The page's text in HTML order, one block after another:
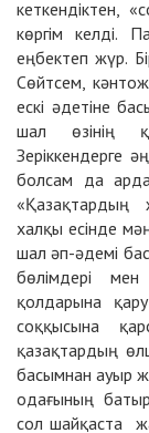
кеткендіктен,
көргім келді.
еңбектеп жүр.
Сөйтсем,
ескі әдетіне
шал өзінің
Зеріккендерге
болсам да
«Қазақтардың
халқы есінде
шал әп-әдемі
бөлімдері
қолдарына
соққысына
қазақтардың
басымнан ауыр
одағының
сол шайқаста